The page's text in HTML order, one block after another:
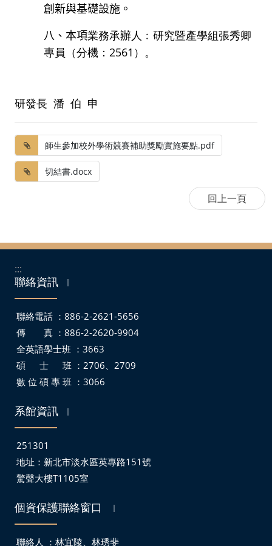
創新與基礎設施。
八、本項業務承辦人﹕研究暨產學組張秀卿
專員（分機：2561 ）。
研發長 潘 伯 申
師生參加校外學術競賽補助獎勵實施要點.pdf
切結書.docx
:::
聯絡資訊 ｜
聯絡電話 ：886-2-2621-5656
傳 真 ：886-2-2620-9904
全英語學士班 ：3663
碩 士 班 ：2706、2709
數 位 碩 專 班 ：3066
系館資訊 ｜
251301
地址： 新北市淡水區英專路151號
驚聲大樓T1105室
個資保護聯絡窗口 ｜
聯絡人 ：林宜陵、林琇斐